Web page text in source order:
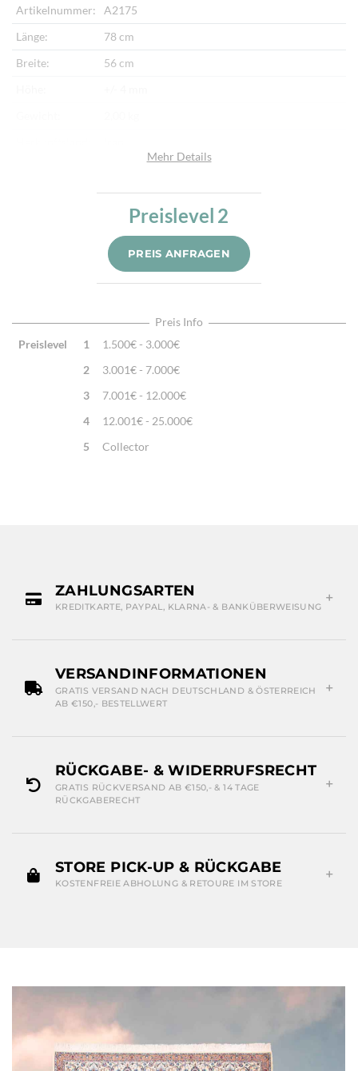
Artikelnummer:
A2175
Länge:
78 cm
Breite:
56 cm
Seide
1 Mio. /m²
Sehr fein per Hand geknüpft
Traditionelle Machart
Mehr Details
Preislevel 2
PREIS ANFRAGEN
Preis Info
Preislevel
1
1.500€ - 3.000€
2
3.001€ - 7.000€
3
7.001€ - 12.000€
4
12.001€ - 25.000€
5
Collector
ZAHLUNGSARTEN
KREDITKARTE, PAYPAL, KLARNA- & BANKÜBERWEISUNG
VERSANDINFORMATIONEN
GRATIS VERSAND NACH DEUTSCHLAND & ÖSTERREICH
AB €150,- BESTELLWERT
RÜCKGABE- & WIDERRUFSRECHT
GRATIS RÜCKVERSAND AB €150,- & 14 TAGE
RÜCKGABERECHT
STORE PICK-UP & RÜCKGABE
KOSTENFREIE ABHOLUNG & RETOURE IM STORE